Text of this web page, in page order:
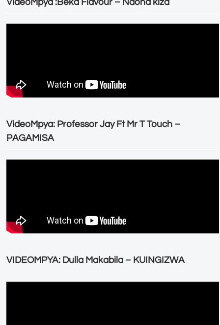
VideoMpya: Professor Jay Ft Mr T Touch –
PAGAMISA
VIDEOMPYA: Dulla Makabila – KUINGIZWA